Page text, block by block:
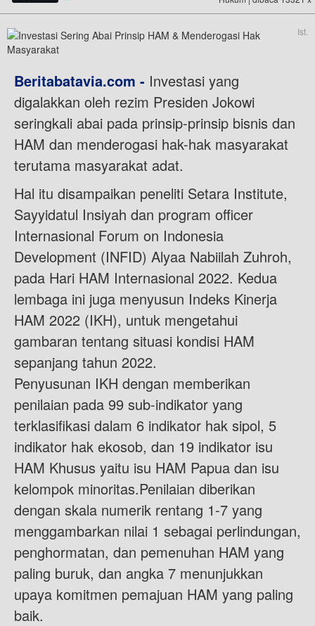
Ist.
Beritabatavia.com - Investasi yang
digalakkan oleh rezim Presiden Jokowi
seringkali abai pada prinsip-prinsip bisnis dan
HAM dan menderogasi hak-hak masyarakat
terutama masyarakat adat.
Hal itu disampaikan peneliti Setara Institute,
Sayyidatul Insiyah dan program officer
Internasional Forum on Indonesia
Development (INFID) Alyaa Nabiilah Zuhroh,
pada Hari HAM Internasional 2022. Kedua
lembaga ini juga menyusun Indeks Kinerja
HAM 2022 (IKH), untuk mengetahui
gambaran tentang situasi kondisi HAM
sepanjang tahun 2022.
Penyusunan IKH dengan memberikan
penilaian pada 99 sub-indikator yang
terklasifikasi dalam 6 indikator hak sipol, 5
indikator hak ekosob, dan 19 indikator isu
HAM Khusus yaitu isu HAM Papua dan isu
kelompok minoritas.Penilaian diberikan
dengan skala numerik rentang 1-7 yang
menggambarkan nilai 1 sebagai perlindungan,
penghormatan, dan pemenuhan HAM yang
paling buruk, dan angka 7 menunjukkan
upaya komitmen pemajuan HAM yang paling
baik.